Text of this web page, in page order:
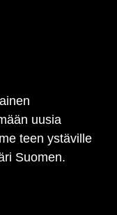
uusia
teen ystäville
Suomen.